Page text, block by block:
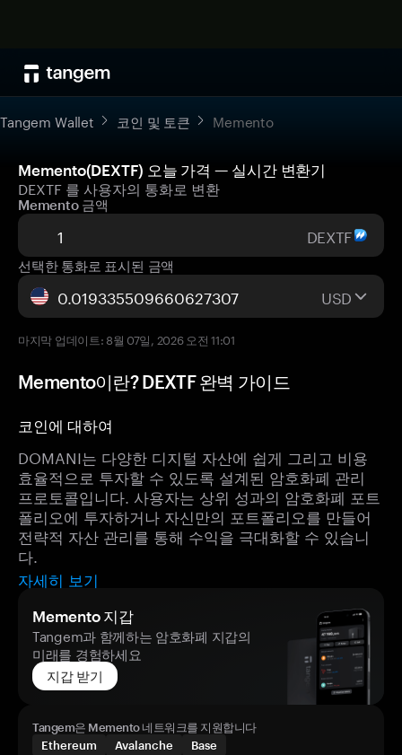
Tangem Wallet 코인 및 토큰 Memento
Memento(DEXTF) 오늘 가격 — 실시간 변환기
DEXTF 를 사용자의 통화로 변환
Memento 금액
DEXTF
선택한 통화로 표시된 금액
USD
마지막 업데이트: 8월 07일, 2026 오전 11:01
Memento이란? DEXTF 완벽 가이드
코인에 대하여
DOMANI는 다양한 디지털 자산에 쉽게 그리고 비용
효율적으로 투자할 수 있도록 설계된 암호화폐 관리
프로토콜입니다. 사용자는 상위 성과의 암호화폐 포트
폴리오에 투자하거나 자신만의 포트폴리오를 만들어
전략적 자산 관리를 통해 수익을 극대화할 수 있습니
다.
자세히 보기
Memento 지갑
Tangem과 함께하는 암호화폐 지갑의
미래를 경험하세요
지갑 받기
Tangem은 Memento 네트워크를 지원합니다
Ethereum
Avalanche Base